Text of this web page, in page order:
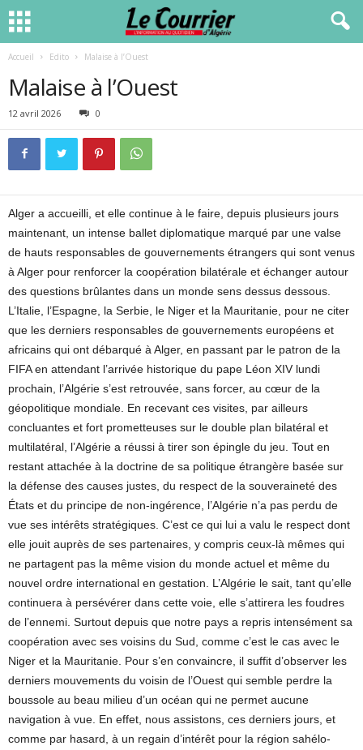
Accueil Edito Malaise à l’Ouest
Malaise à l’Ouest
12 avril 2026 0
Alger a accueilli, et elle continue à le faire, depuis plusieurs jours
maintenant, un intense ballet diplomatique marqué par une valse
de hauts responsables de gouvernements étrangers qui sont venus
à Alger pour renforcer la coopération bilatérale et échanger autour
des questions brûlantes dans un monde sens dessus dessous.
L’Italie, l’Espagne, la Serbie, le Niger et la Mauritanie, pour ne citer
que les derniers responsables de gouvernements européens et
africains qui ont débarqué à Alger, en passant par le patron de la
FIFA en attendant l’arrivée historique du pape Léon XIV lundi
prochain, l’Algérie s’est retrouvée, sans forcer, au cœur de la
géopolitique mondiale. En recevant ces visites, par ailleurs
concluantes et fort prometteuses sur le double plan bilatéral et
multilatéral, l’Algérie a réussi à tirer son épingle du jeu. Tout en
restant attachée à la doctrine de sa politique étrangère basée sur
la défense des causes justes, du respect de la souveraineté des
États et du principe de non-ingérence, l’Algérie n’a pas perdu de
vue ses intérêts stratégiques. C’est ce qui lui a valu le respect dont
elle jouit auprès de ses partenaires, y compris ceux-là mêmes qui
ne partagent pas la même vision du monde actuel et même du
nouvel ordre international en gestation. L’Algérie le sait, tant qu’elle
continuera à persévérer dans cette voie, elle s’attirera les foudres
de l’ennemi. Surtout depuis que notre pays a repris intensément sa
coopération avec ses voisins du Sud, comme c’est le cas avec le
Niger et la Mauritanie. Pour s’en convaincre, il suffit d’observer les
derniers mouvements du voisin de l’Ouest qui semble perdre la
boussole au beau milieu d’un océan qui ne permet aucune
navigation à vue. En effet, nous assistons, ces derniers jours, et
comme par hasard, à un regain d’intérêt pour la région sahélo-